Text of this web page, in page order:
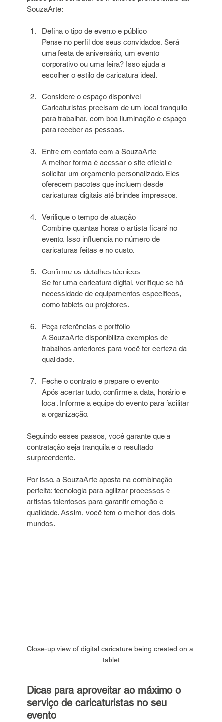
SouzaArte:
Defina o tipo de evento e público
Pense no perfil dos seus convidados. Será
uma festa de aniversário, um evento
corporativo ou uma feira? Isso ajuda a
escolher o estilo de caricatura ideal.
Considere o espaço disponível
Caricaturistas precisam de um local tranquilo
para trabalhar, com boa iluminação e espaço
para receber as pessoas.
Entre em contato com a SouzaArte
A melhor forma é acessar o site oficial e
solicitar um orçamento personalizado. Eles
oferecem pacotes que incluem desde
caricaturas digitais até brindes impressos.
Verifique o tempo de atuação
Combine quantas horas o artista ficará no
evento. Isso influencia no número de
caricaturas feitas e no custo.
Confirme os detalhes técnicos
Se for uma caricatura digital, verifique se há
necessidade de equipamentos específicos,
como tablets ou projetores.
Peça referências e portfólio
A SouzaArte disponibiliza exemplos de
trabalhos anteriores para você ter certeza da
qualidade.
Feche o contrato e prepare o evento
Após acertar tudo, confirme a data, horário e
local. Informe a equipe do evento para facilitar
a organização.
Seguindo esses passos, você garante que a
contratação seja tranquila e o resultado
surpreendente.
Por isso, a SouzaArte aposta na combinação
perfeita: tecnologia para agilizar processos e
artistas talentosos para garantir emoção e
qualidade. Assim, você tem o melhor dos dois
mundos.
Close-up view of digital caricature being created on a
tablet
Dicas para aproveitar ao máximo o
serviço de caricaturistas no seu
evento